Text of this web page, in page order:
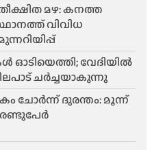
മഴ: കനത്ത
വിവിധ
വേദിയിൽ
ചർച്ചയാകുന്നു
ചോർന്ന് ദുരന്തം: മൂന്ന്
രണ്ടുപേർ